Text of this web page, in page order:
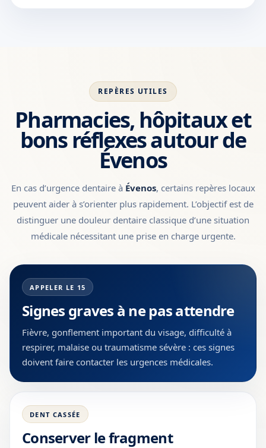
REPÈRES UTILES
Pharmacies, hôpitaux et
bons réflexes autour de
Évenos
En cas d’urgence dentaire à Évenos, certains repères locaux
peuvent aider à s’orienter plus rapidement. L’objectif est de
distinguer une douleur dentaire classique d’une situation
médicale nécessitant une prise en charge urgente.
APPELER LE 15
Signes graves à ne pas attendre
Fièvre, gonflement important du visage, difficulté à
respirer, malaise ou traumatisme sévère : ces signes
doivent faire contacter les urgences médicales.
DENT CASSÉE
Conserver le fragment